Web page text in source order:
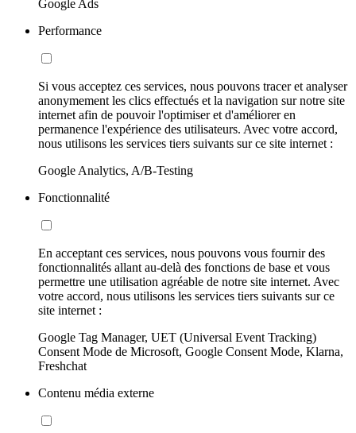
Google Ads
Performance
Si vous acceptez ces services, nous pouvons tracer et analyser
anonymement les clics effectués et la navigation sur notre site
internet afin de pouvoir l'optimiser et d'améliorer en
permanence l'expérience des utilisateurs. Avec votre accord,
nous utilisons les services tiers suivants sur ce site internet :
Google Analytics, A/B-Testing
Fonctionnalité
En acceptant ces services, nous pouvons vous fournir des
fonctionnalités allant au-delà des fonctions de base et vous
permettre une utilisation agréable de notre site internet. Avec
votre accord, nous utilisons les services tiers suivants sur ce
site internet :
Google Tag Manager, UET (Universal Event Tracking)
Consent Mode de Microsoft, Google Consent Mode, Klarna,
Freshchat
Contenu média externe